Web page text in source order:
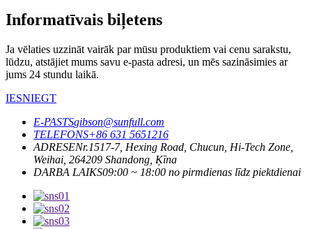
Informatīvais biļetens
Ja vēlaties uzzināt vairāk par mūsu produktiem vai cenu sarakstu,
lūdzu, atstājiet mums savu e-pasta adresi, un mēs sazināsimies ar
jums 24 stundu laikā.
IESNIEGT
E-PASTSgibson@sunfull.com
TELEFONS+86 631 5651216
ADRESENr.1517-7, Hexing Road, Chucun, Hi-Tech Zone,
Weihai, 264209 Shandong, Ķīna
DARBA LAIKS09:00 ~ 18:00 no pirmdienas līdz piektdienai